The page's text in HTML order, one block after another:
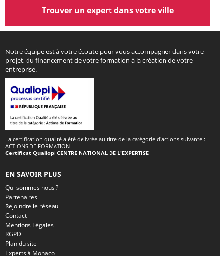
Trouver un expert dans votre ville
Notre équipe est à votre écoute pour vous accompagner dans votre
projet, du financement de votre formation à la création de votre
entreprise.
La certification qualité a été délivrée au titre de la catégorie d'actions suivante :
ACTIONS DE FORMATION
Certificat Qualiopi CENTRE NATIONAL DE L'EXPERTISE
EN SAVOIR PLUS
Qui sommes nous ?
Partenaires
Rejoindre le réseau
Contact
Mentions Légales
RGPD
Plan du site
Experts à Monaco